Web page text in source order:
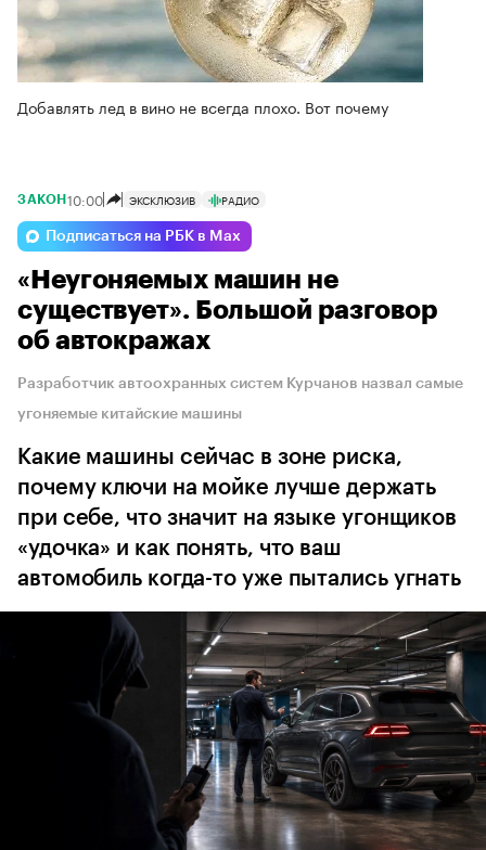
Добавлять лед в вино не всегда плохо. Вот почему
ЗАКОН 10:00 ЭКСКЛЮЗИВ РАДИО
Подписаться на РБК в Max
«Неугоняемых машин не
существует». Большой разговор
об автокражах
Разработчик автоохранных систем Курчанов назвал самые
угоняемые китайские машины
Какие машины сейчас в зоне риска,
почему ключи на мойке лучше держать
при себе, что значит на языке угонщиков
«удочка» и как понять, что ваш
автомобиль когда-то уже пытались угнать